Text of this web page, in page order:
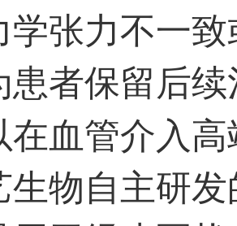
学张力不一
患者保留后
在血管介入
生物自主研